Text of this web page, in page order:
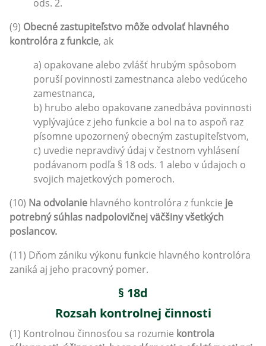
ods. 2.
(9) Obecné zastupiteľstvo môže odvolať hlavného
kontrolóra z funkcie, ak
a) opakovane alebo zvlášť hrubým spôsobom
poruší povinnosti zamestnanca alebo vedúceho
zamestnanca,
b) hrubo alebo opakovane zanedbáva povinnosti
vyplývajúce z jeho funkcie a bol na to aspoň raz
písomne upozornený obecným zastupiteľstvom,
c) uvedie nepravdivý údaj v čestnom vyhlásení
podávanom podľa § 18 ods. 1 alebo v údajoch o
svojich majetkových pomeroch.
(10) Na odvolanie hlavného kontrolóra z funkcie je
potrebný súhlas nadpolovičnej väčšiny všetkých
poslancov.
(11) Dňom zániku výkonu funkcie hlavného kontrolóra
zaniká aj jeho pracovný pomer.
§ 18d
Rozsah kontrolnej činnosti
(1) Kontrolnou činnosťou sa rozumie kontrola